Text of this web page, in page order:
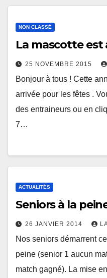
NON CLASSÉ
La mascotte est
25 NOVEMBRE 2015
Bonjour à tous ! Cette
arrivée pour les fêtes .
des entraineurs ou en
7…
ACTUALITÉS
Seniors à la
26 JANVIER 2014
Nos seniors démarrent
peine (senior 1 aucun
match gagné). La mise